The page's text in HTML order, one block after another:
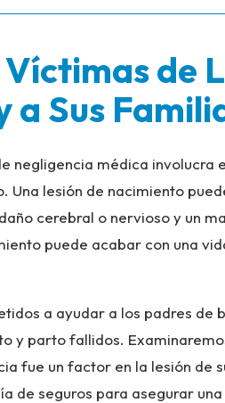
de
a Sus
negligencia médica involucra
lesión de nacimiento
cerebral o nervioso y un
puede acabar con una
a ayudar a los padres de
y parto fallidos.
fue un factor en la lesión de
de seguros para asegurar